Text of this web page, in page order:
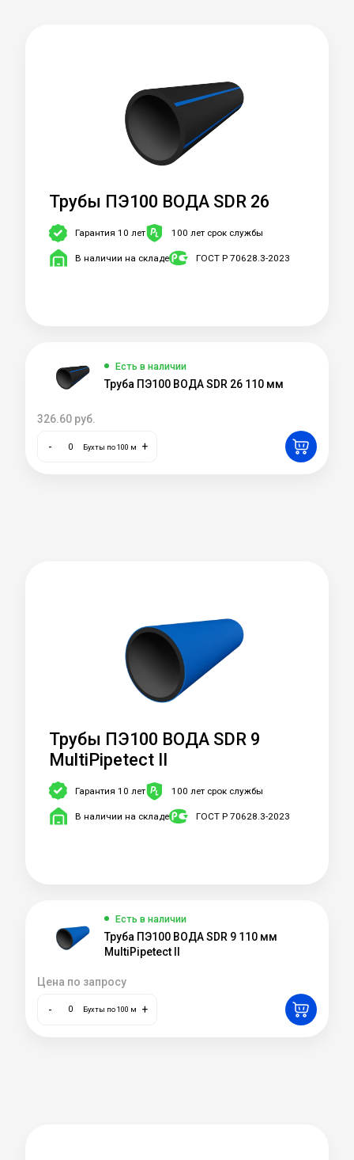
Трубы ПЭ100 ВОДА SDR 26
Гарантия 10 лет 100 лет срок службы
В наличии на складе ГОСТ Р 70628.3-2023
Есть в наличии
Труба ПЭ100 ВОДА SDR 26 110 мм
326.60 руб.
- Бухты по 100 м +
Трубы ПЭ100 ВОДА SDR 9
MultiPipetect II
Гарантия 10 лет 100 лет срок службы
В наличии на складе ГОСТ Р 70628.3-2023
Есть в наличии
Труба ПЭ100 ВОДА SDR 9 110 мм
MultiPipetect II
Цена по запросу
- Бухты по 100 м +